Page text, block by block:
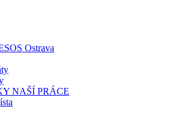
Ostrava
NAŠÍ PRÁCE